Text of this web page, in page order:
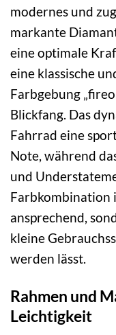
modernes und
markante
eine optimale
eine klassische
Farbgebung
Blickfang. Das
Fahrrad eine
Note, während
und
Farbkombination
ansprechend,
kleine
werden lässt.
Rahmen und
Leichtigkeit